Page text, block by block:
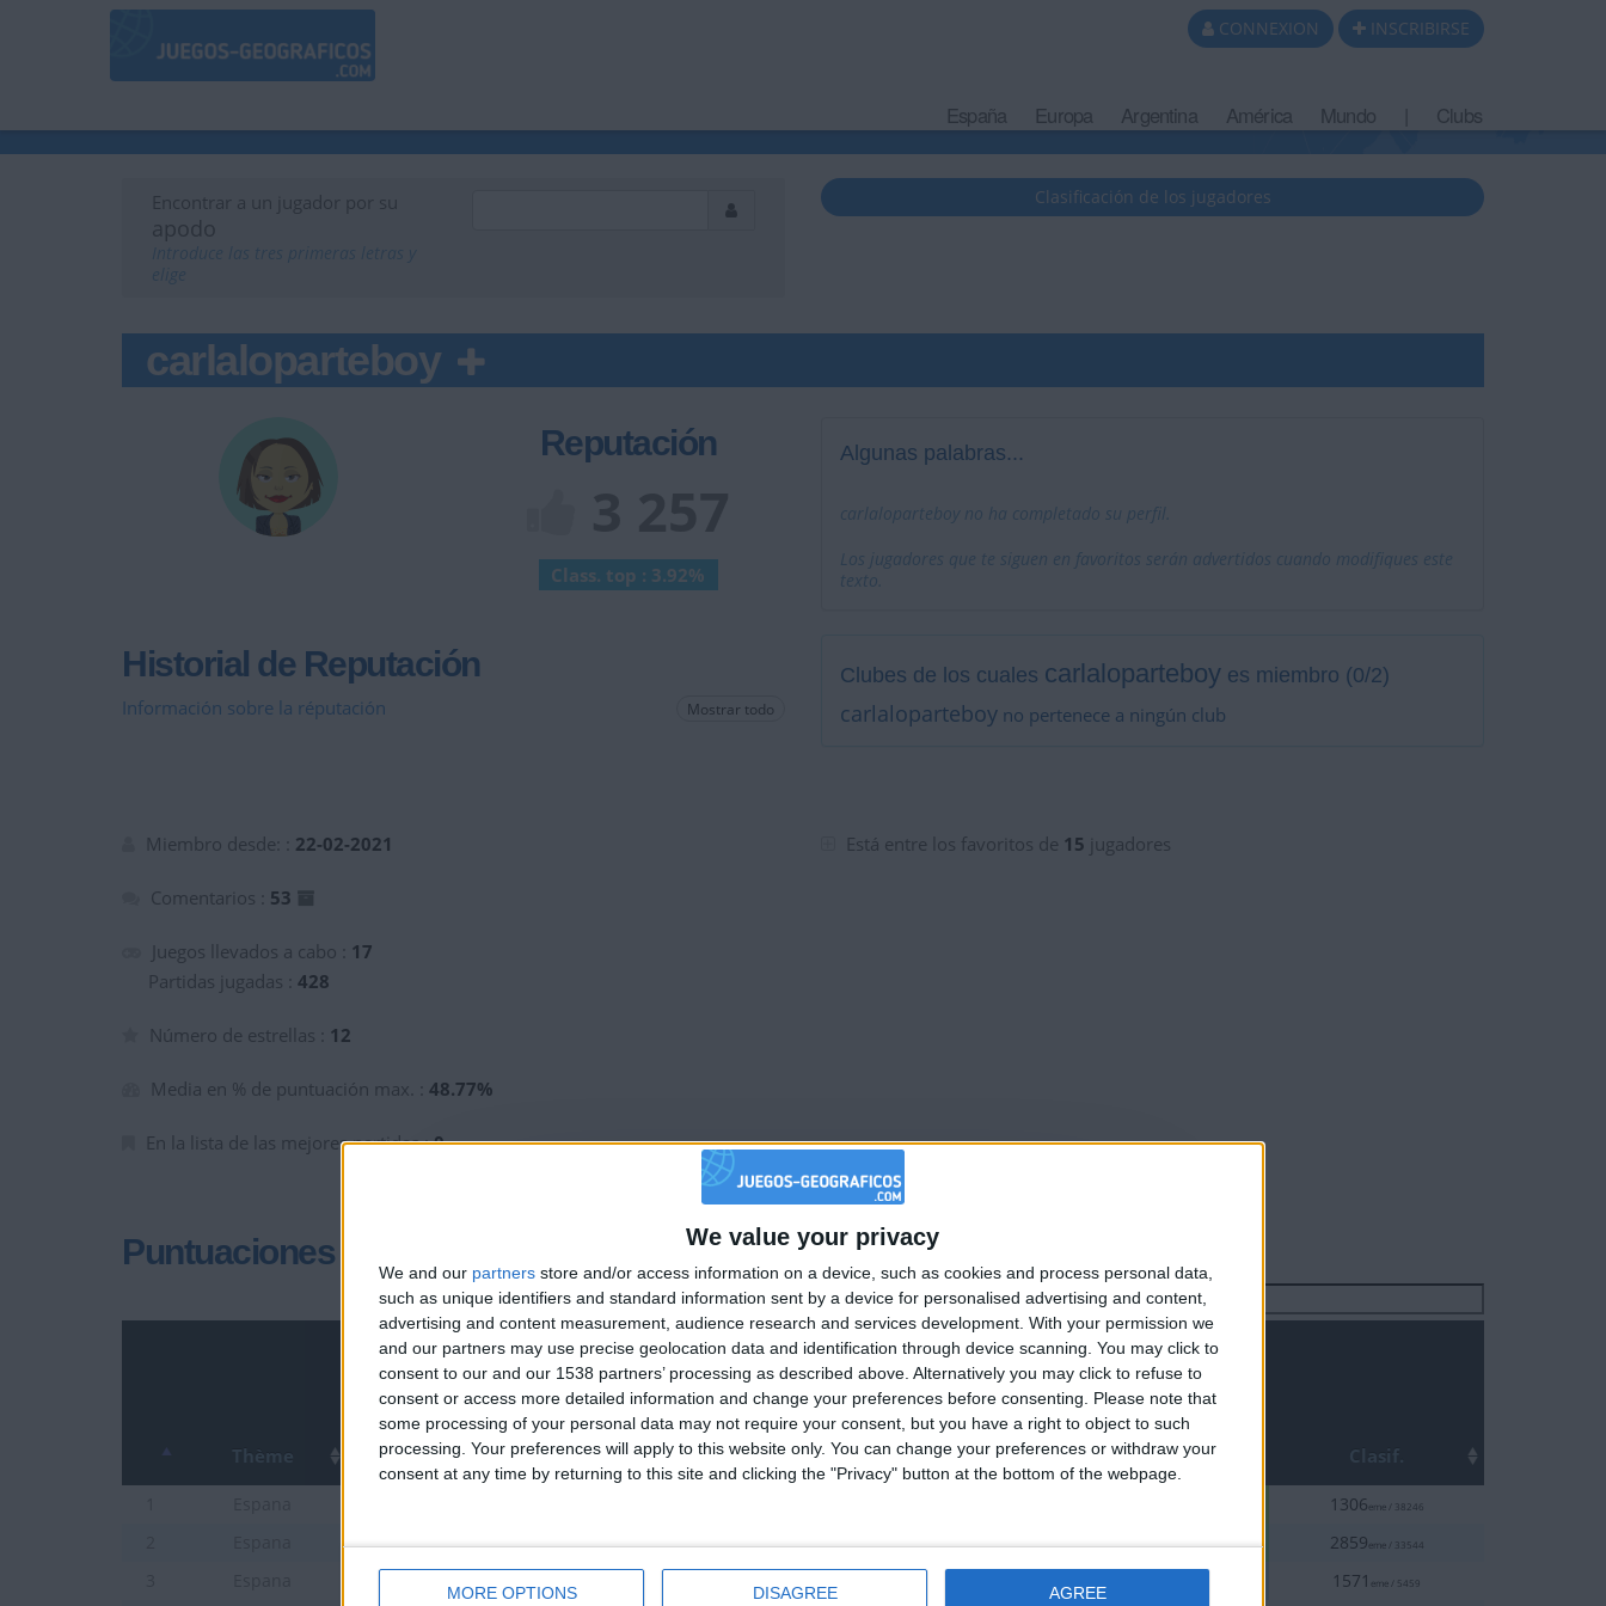
We value your privacy
We and our partners store and/or access information on a device, such as cookies and process personal data,
such as unique identifiers and standard information sent by a device for personalised advertising and content,
advertising and content measurement, audience research and services development. With your permission we
and our partners may use precise geolocation data and identification through device scanning. You may click to
consent to our and our 1538 partners’ processing as described above. Alternatively you may click to refuse to
consent or access more detailed information and change your preferences before consenting.
Please note that
some processing of your personal data may not require your consent, but you have a right to object to such
processing. Your preferences will apply to this website only. You can change your preferences or withdraw your
consent at any time by returning to this site and clicking the "Privacy" button at the bottom of the webpage.
MORE OPTIONS DISAGREE AGREE
CONNEXION INSCRIBIRSE
España Europa Argentina América Mundo Clubs
Encontrar a un jugador por su
apodo
Clasificación de los jugadores
carlaloparteboy
Reputación
Class. top : 3.92%
Historial de Reputación
Información sobre la réputación Mostrar todo
Algunas palabras...
carlaloparteboy no ha completado su perfil.
Los jugadores que te siguen en favoritos serán advertidos cuando modifiques este
texto.
Clubes de los cuales carlaloparteboy es miembro (0/2)
carlaloparteboy no pertenece a ningún club
Miembro desde: : 22-02-2021
Comentarios : 53
Juegos llevados a cabo : 17
Partidas jugadas : 428
Número de estrellas : 12
Media en % de puntuación max. : 48.77%
En la lista de las mejores partidas :0
Está entre los favoritos de 15 jugadores
Puntuaciones
Buscar:
1 1 1
Thème Nombre
Mejor
resultados
Fecha Top Clasif.
1306eme / 38246
Provincias de España 218528 2021-03-10 10% 2859eme / 33544
Ciudades de Espana Junior 1571 eme / 5459
🇺🇸 We noticed you’re visiting from
an English-speaking country
Join our American version now and be among
the firsts to submit your score on our
leaderboards!